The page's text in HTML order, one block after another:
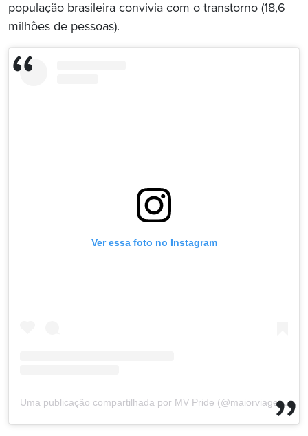
população brasileira convivia com o transtorno (18,6
milhões de pessoas).
Ver essa foto no Instagram
Uma publicação compartilhada por MV Pride (@maiorviagem_pride)